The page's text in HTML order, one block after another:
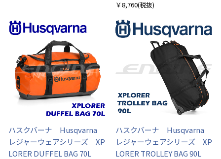
￥8,760(税抜)
ハスクバーナ Husqvarna
レジャーウェアシリーズ XP
LORER DUFFEL BAG 70L
ハスクバーナ Husqvarna
レジャーウェアシリーズ XP
LORER TROLLEY BAG 90L